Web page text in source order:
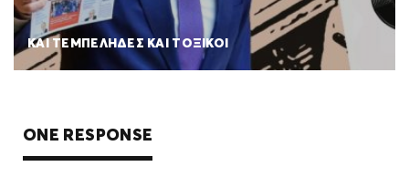
ΚΑΙ ΤΕΜΠΕΛΗΔΕΣ ΚΑΙ ΤΟΞΙΚΟΙ
ONE RESPONSE